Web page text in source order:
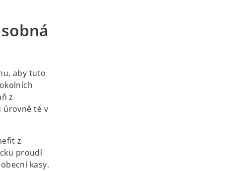
aby tuto
z
úrovně té v
z
proudí
kasy.